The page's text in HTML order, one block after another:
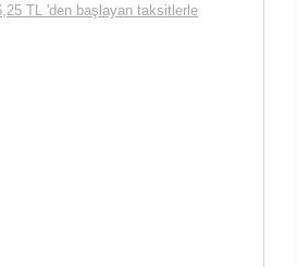
TL 'den başlayan taksitlerle